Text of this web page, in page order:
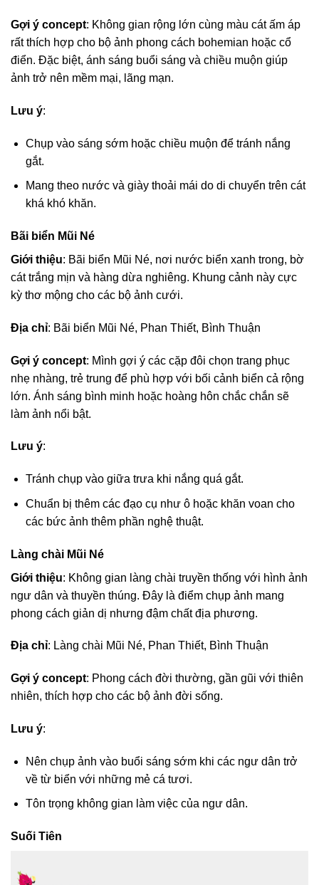
Gợi ý concept: Không gian rộng lớn cùng màu cát ấm áp
rất thích hợp cho bộ ảnh phong cách bohemian hoặc cổ
điển. Đặc biệt, ánh sáng buổi sáng và chiều muộn giúp
ảnh trở nên mềm mại, lãng mạn.
Lưu ý:
Chụp vào sáng sớm hoặc chiều muộn để tránh nắng
gắt.
Mang theo nước và giày thoải mái do di chuyển trên cát
khá khó khăn.
Bãi biển Mũi Né
Giới thiệu: Bãi biển Mũi Né, nơi nước biển xanh trong, bờ
cát trắng mịn và hàng dừa nghiêng. Khung cảnh này cực
kỳ thơ mộng cho các bộ ảnh cưới.
Địa chỉ: Bãi biển Mũi Né, Phan Thiết, Bình Thuận
Gợi ý concept: Mình gợi ý các cặp đôi chọn trang phục
nhẹ nhàng, trẻ trung để phù hợp với bối cảnh biển cả rộng
lớn. Ánh sáng bình minh hoặc hoàng hôn chắc chắn sẽ
làm ảnh nổi bật.
Lưu ý:
Tránh chụp vào giữa trưa khi nắng quá gắt.
Chuẩn bị thêm các đạo cụ như ô hoặc khăn voan cho
các bức ảnh thêm phần nghệ thuật.
Làng chài Mũi Né
Giới thiệu: Không gian làng chài truyền thống với hình ảnh
ngư dân và thuyền thúng. Đây là điểm chụp ảnh mang
phong cách giản dị nhưng đậm chất địa phương.
Địa chỉ: Làng chài Mũi Né, Phan Thiết, Bình Thuận
Gợi ý concept: Phong cách đời thường, gần gũi với thiên
nhiên, thích hợp cho các bộ ảnh đời sống.
Lưu ý:
Nên chụp ảnh vào buổi sáng sớm khi các ngư dân trở
về từ biển với những mẻ cá tươi.
Tôn trọng không gian làm việc của ngư dân.
Suối Tiên